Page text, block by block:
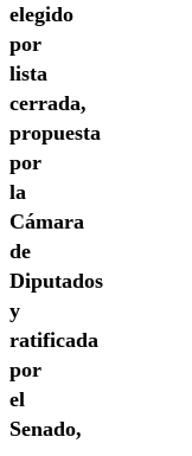
elegido
por
lista
cerrada,
propuesta
por
la
Cámara
de
Diputados
y
ratificada
por
el
Senado,